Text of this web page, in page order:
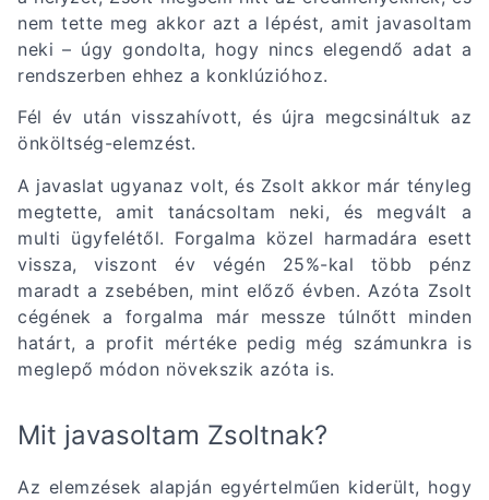
nem tette meg akkor azt a lépést, amit javasoltam
neki – úgy gondolta, hogy nincs elegendő adat a
rendszerben ehhez a konklúzióhoz.
Fél év után visszahívott, és újra megcsináltuk az
önköltség-elemzést.
A javaslat ugyanaz volt, és Zsolt akkor már tényleg
megtette, amit tanácsoltam neki, és megvált a
multi ügyfelétől. Forgalma közel harmadára esett
vissza, viszont év végén 25%-kal több pénz
maradt a zsebében, mint előző évben. Azóta Zsolt
cégének a forgalma már messze túlnőtt minden
határt, a profit mértéke pedig még számunkra is
meglepő módon növekszik azóta is.
Mit javasoltam Zsoltnak?
Az elemzések alapján egyértelműen kiderült, hogy